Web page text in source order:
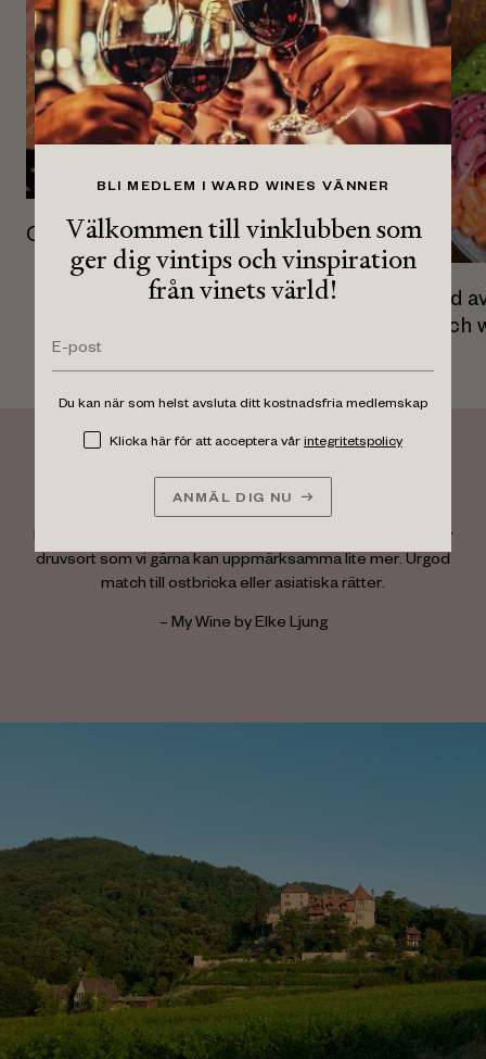
BLI MEDLEM I WARD WINES VÄNNER
Välkommen till vinklubben som
ger dig vintips och vinspiration
från vinets värld!
Du kan när som helst avsluta ditt kostnadsfria medlemskap
Klicka här för att acceptera vår integritetspolicy
ANMÄL DIG NU
Citron- och pepparmarinerad lax
Bowl med
rödlök och
Bästa vita i oktober!
Blommig och kryddig, ren, läcker. Ett toppvin helt enkelt, av
druvsort som vi gärna kan uppmärksamma lite mer. Urgod
match till ostbricka eller asiatiska rätter.
– My Wine by Elke Ljung